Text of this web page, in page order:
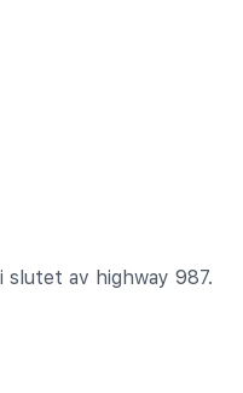
av highway 987.